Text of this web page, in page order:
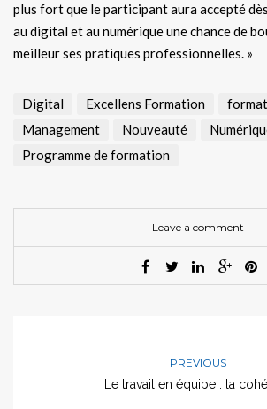
plus fort que le participant aura accepté
au digital et au numérique une chance de
meilleur ses pratiques professionnelles. »
Digital Excellens Formation
Management
Nouveauté
Programme de formation
Leave a comment
PREVIOUS
Le travail en équipe : la